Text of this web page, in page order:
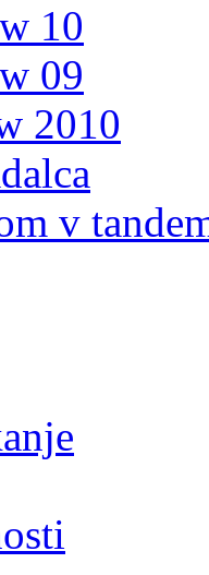
10
09
2010
v